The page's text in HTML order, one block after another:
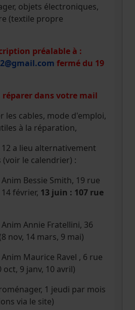
objets électroniques,
(textile propre
préalable à :
fermé du 19
réparer dans votre mail
les cables, mode d'emploi,
à la réparation,
12 a lieu alternativement
le calendrier) :
Bessie Smith, 19 rue
février, 13 juin : 107 rue
Annie Fratellini, 36
nov, 14 mars, 9 mai)
Maurice Ravel , 6 rue
oct, 9 janv, 10 avril)
1 jeudi par mois
via le site)